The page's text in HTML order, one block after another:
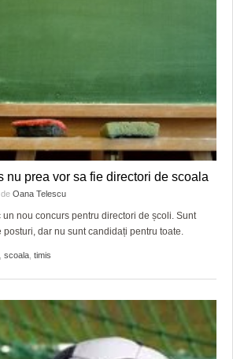
nu prea vor sa fie directori de scoala
de Oana Telescu
un nou concurs pentru directori de școli. Sunt
dar nu sunt candidați pentru toate.
scoala timis